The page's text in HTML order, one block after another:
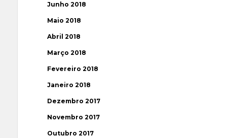
Junho 2018
Maio 2018
Abril 2018
Março 2018
Fevereiro 2018
Janeiro 2018
Dezembro 2017
Novembro 2017
Outubro 2017